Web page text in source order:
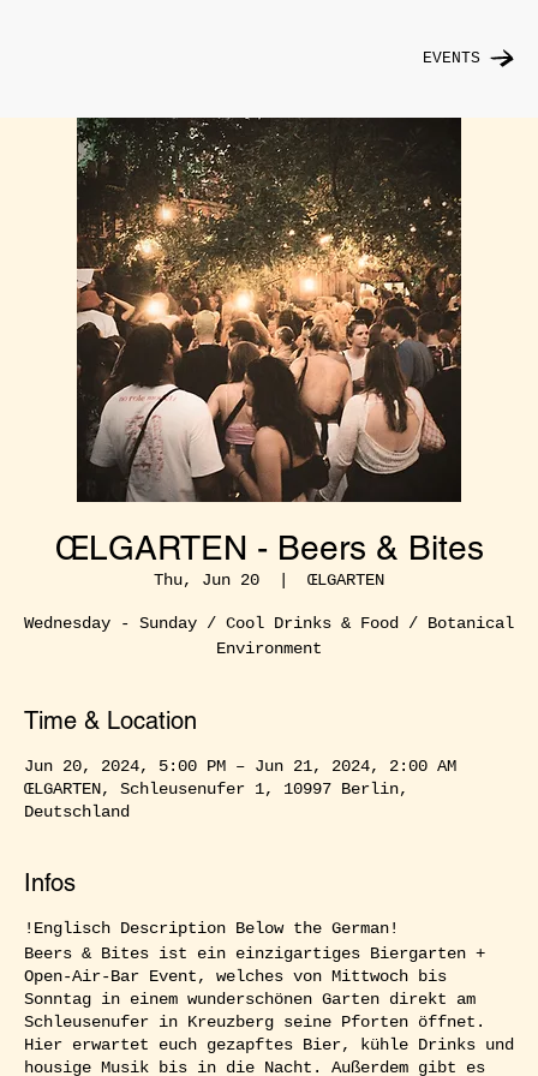
EVENTS
ŒLGARTEN - Beers & Bites
Thu, Jun 20
  |
ŒLGARTEN
Wednesday - Sunday / Cool Drinks & Food / Botanical
Environment
Time & Location
Jun 20, 2024, 5:00 PM – Jun 21, 2024, 2:00 AM
ŒLGARTEN, Schleusenufer 1, 10997 Berlin,
Deutschland
Infos
!Englisch Description Below the German!
Beers & Bites ist ein einzigartiges Biergarten +
Open-Air-Bar Event, welches von Mittwoch bis
Sonntag in einem wunderschönen Garten direkt am
Schleusenufer in Kreuzberg seine Pforten öffnet.
Hier erwartet euch gezapftes Bier, kühle Drinks und
housige Musik bis in die Nacht. Außerdem gibt es